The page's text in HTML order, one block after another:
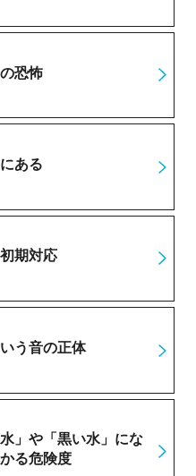
恐怖
ある
期対応
う音の正体
」や「黒い水」にな
る危険度